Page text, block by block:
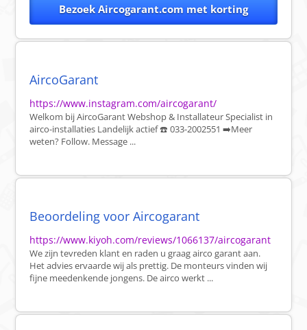
Bezoek Aircogarant.com met korting
AircoGarant
https://www.instagram.com/aircogarant/
Welkom bij AircoGarant Webshop & Installateur Specialist in
airco-installaties Landelijk actief ☎️ 033-2002551 ➡️Meer
weten? Follow. Message ...
Beoordeling voor Aircogarant
https://www.kiyoh.com/reviews/1066137/aircogarant
We zijn tevreden klant en raden u graag airco garant aan.
Het advies ervaarde wij als prettig. De monteurs vinden wij
fijne meedenkende jongens. De airco werkt ...